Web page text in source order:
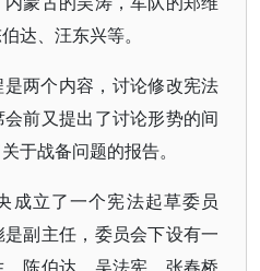
达、汪东兴等。
两个内容，讨论修改宪法
前又提出了讨论形势的间
于战备问题的报告。
成立了一个宪法起草委员
副主任，委员会下设有一